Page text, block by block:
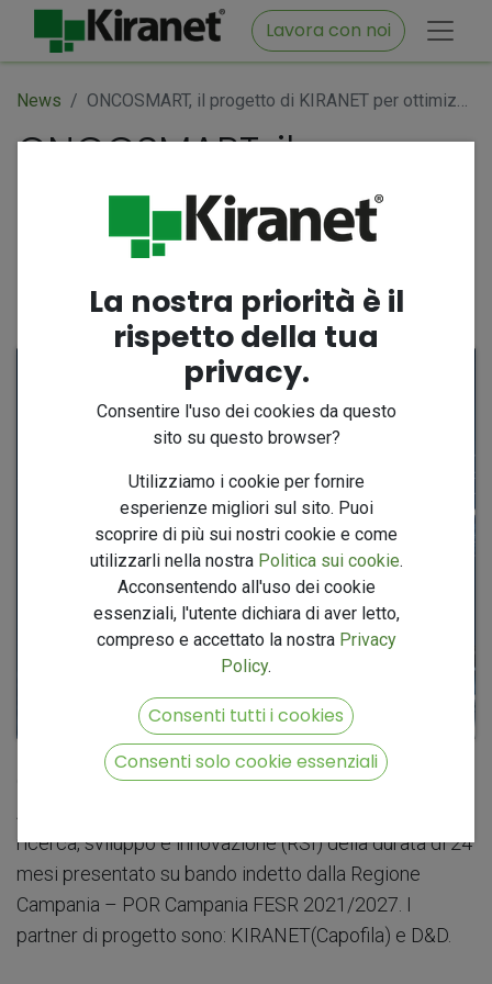
Lavora con noi
News ONCOSMART, il progetto di KIRANET per ottimizzare la gestione dei farmaci oncologici
ONCOSMART, il
progetto di KIRANET per
ottimizzare la gestione
dei farmaci oncologici
9 settembre 2024 di Iole Vassallo
ONCOSMART (Oncological Management and
Advanced Resource Technology) è un progetto di
ricerca, sviluppo e innovazione (RSI) della durata di 24
mesi presentato su bando indetto dalla Regione
Campania – POR Campania FESR 2021/2027. I
partner di progetto sono: KIRANET(Capofila) e D&D.
La nostra priorità è il
rispetto della tua
privacy.
Consentire l'uso dei cookies da questo
sito su questo browser?
Utilizziamo i cookie per fornire
esperienze migliori sul sito. Puoi
scoprire di più sui nostri cookie e come
utilizzarli nella nostra Politica sui cookie.
Acconsentendo all'uso dei cookie
essenziali, l'utente dichiara di aver letto,
compreso e accettato la nostra Privacy
Policy.
Consenti tutti i cookies
Consenti solo cookie essenziali